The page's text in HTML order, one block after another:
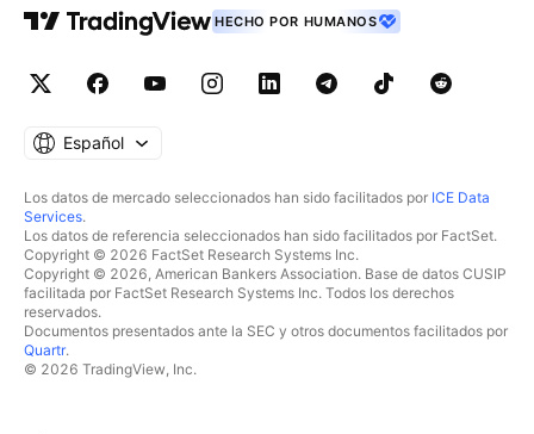
📈💬 #DAX #TradingView #AnálisisTécnico
#MercadoAleman #Finanzas --- Este análisis técnico
niveles clave y señales de trading para la comunidad.
en la plataforma! 🚀📊
intradía, se sugiere esperar la ruptura del soporte en
24.140, stop loss en 24.200 y objetivo en 23.950.
desde 24.168, se podrían buscar entradas LONG con
perspectiva para las próximas horas es de alta
volatilidad, donde la ruptura o defensa de 24.168
marcará la dirección del movimiento. En resumen, el
DAX se encuentra en un momento decisivo en
horario: rebote técnico o continuación bajista. ¿Creen
que los toros defenderán el soporte o los osos
tomarán el control? ¡Dejen su análisis en comentarios!
HECHO POR HUMANOS
Español
Los datos de mercado seleccionados han sido facilitados por ICE Data
Services.
Los datos de referencia seleccionados han sido facilitados por FactSet.
Copyright © 2026 FactSet Research Systems Inc.
Copyright © 2026, American Bankers Association. Base de datos CUSIP
facilitada por FactSet Research Systems Inc. Todos los derechos
reservados.
Documentos presentados ante la SEC y otros documentos facilitados por
Quartr.
© 2026 TradingView, Inc.